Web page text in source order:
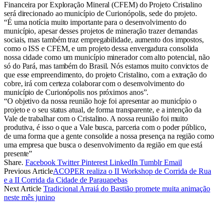
Financeira por Exploração Mineral (CFEM) do Projeto Cristalino
será direcionado ao município de Curionópolis, sede do projeto.
“É uma notícia muito importante para o desenvolvimento do
município, apesar desses projetos de mineração trazer demandas
sociais, mas também traz empregabilidade, aumento dos impostos,
como o ISS e CFEM, e um projeto dessa envergadura consolida
nossa cidade como um município minerador com alto potencial, não
só do Pará, mas também do Brasil. Nós estamos muito convictos de
que esse empreendimento, do projeto Cristalino, com a extração do
cobre, irá com certeza colaborar com o desenvolvimento do
município de Curionópolis nos próximos anos”.
“O objetivo da nossa reunião hoje foi apresentar ao município o
projeto e o seu status atual, de forma transparente, e a intenção da
Vale de trabalhar com o Cristalino. A nossa reunião foi muito
produtiva, é isso o que a Vale busca, parceria com o poder público,
de uma forma que a gente consolide a nossa presença na região como
uma empresa que busca o desenvolvimento da região em que está
presente”
Share. Facebook Twitter Pinterest LinkedIn Tumblr Email
Previous ArticleACOPER realiza o II Workshop de Corrida de Rua
e a II Corrida da Cidade de Parauapebas
Next Article Tradicional Arraiá do Bastião promete muita animação
neste mês junino